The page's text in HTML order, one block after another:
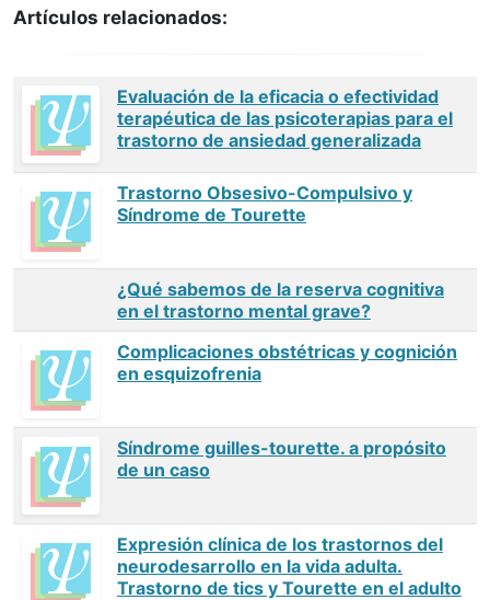
Artículos relacionados:
Evaluación de la eficacia o efectividad
terapéutica de las psicoterapias para el
trastorno de ansiedad generalizada
Trastorno Obsesivo-Compulsivo y
Síndrome de Tourette
¿Qué sabemos de la reserva cognitiva
en el trastorno mental grave?
Complicaciones obstétricas y cognición
en esquizofrenia
Síndrome guilles-tourette. a propósito
de un caso
Expresión clínica de los trastornos del
neurodesarrollo en la vida adulta.
Trastorno de tics y Tourette en el adulto